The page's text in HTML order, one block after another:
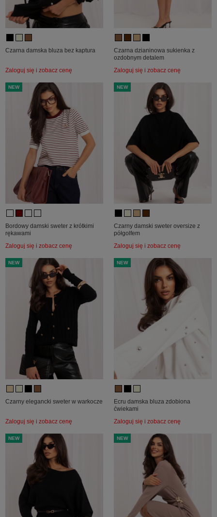
Czarna damska bluza bez kaptura
Zaloguj się i zobacz cenę
Czarna dzianinowa sukienka z
ozdobnym detalem
Zaloguj się i zobacz cenę
NEW
Bordowy damski sweter z krótkimi
rękawami
Zaloguj się i zobacz cenę
NEW
Czarny damski sweter oversize z
półgolfem
Zaloguj się i zobacz cenę
NEW
Czarny elegancki sweter w warkocze
Zaloguj się i zobacz cenę
NEW
Ecru damska bluza zdobiona
ćwiekami
Zaloguj się i zobacz cenę
NEW NEW